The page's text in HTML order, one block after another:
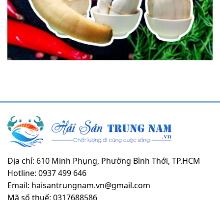
Địa chỉ: 610 Minh Phụng, Phường Bình Thới, TP.HCM
Hotline: 0937 499 646
Email: haisantrungnam.vn@gmail.com
Mã số thuế: 0317688586